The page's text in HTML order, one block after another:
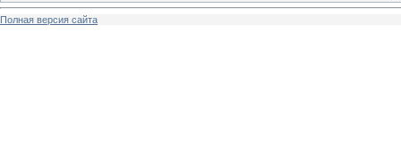
Полная версия сайта